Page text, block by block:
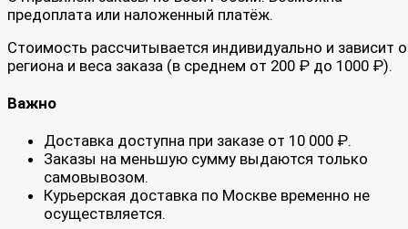
предоплата или наложенный платёж.
Стоимость рассчитывается индивидуально и зависит
региона и веса заказа (в среднем от 200 ₽ до 1000 ₽).
Важно
Доставка доступна при заказе от 10 000 ₽.
Заказы на меньшую сумму выдаются только
самовывозом.
Курьерская доставка по Москве временно не
осуществляется.